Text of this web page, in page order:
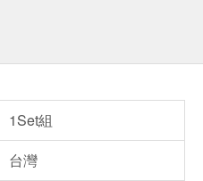
1Set組
台灣